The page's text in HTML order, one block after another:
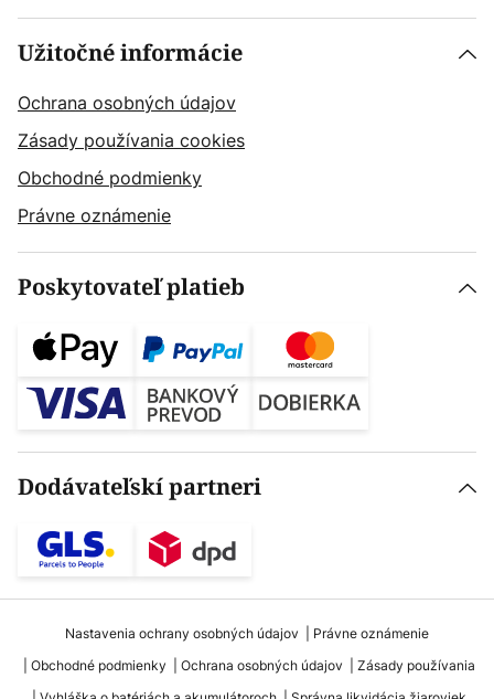
Užitočné informácie
Ochrana osobných údajov
Zásady používania cookies
Obchodné podmienky
Právne oznámenie
Poskytovateľ platieb
Dodávateľskí partneri
Nastavenia ochrany osobných údajov
Právne oznámenie
Obchodné podmienky
Ochrana osobných údajov
Zásady používania